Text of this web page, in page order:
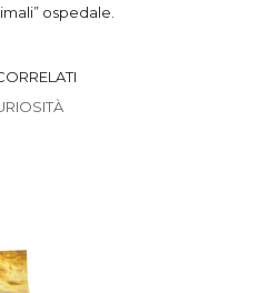
ospedale.